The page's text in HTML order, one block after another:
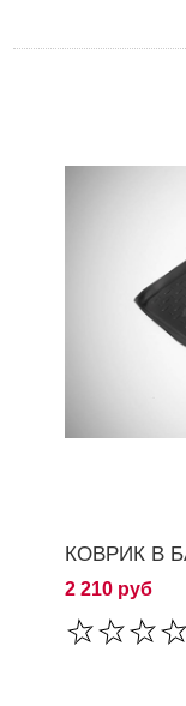
КОВРИК В
2 210 руб